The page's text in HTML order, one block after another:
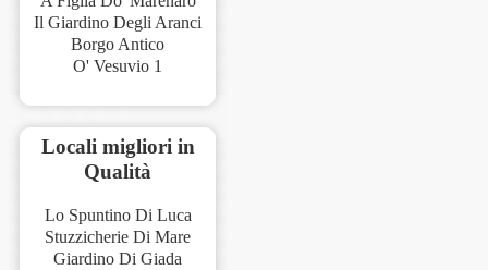
Il Giardino Degli Aranci
Borgo Antico
O' Vesuvio 1
Locali migliori in
Qualità
Lo Spuntino Di Luca
Stuzzicherie Di Mare
Giardino Di Giada